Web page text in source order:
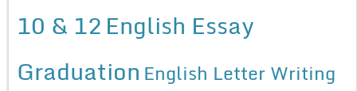
10 & 12English Essay
Graduation English Letter Writing